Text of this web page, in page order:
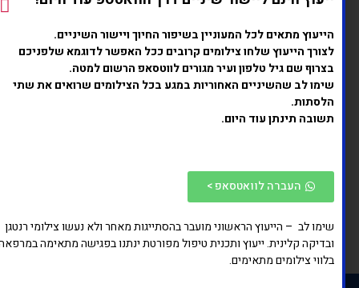
מתחילים כבר היום?
שכבר ברור לך שבריאות הפה והלסתות והאסתטיקה
שיניים לילדים חשובים ביותר להתפתחות של הילד,
שנשאר לעשות, לייצור קשר בדרך לחיוך המושלם. יש
לעמוד יצירת הקשר, להשאיר פרטים עכשיו ואנחנו
מתאים לכל המעוניין בשיפור החיוך ויישור השיניים.
הייעוץ שלחו צילומים קרובים ככל האפשר לדוגמא שלפניכם
שם גיל טלפון ועיר מגורים לווטסאפ הרשום למטה.
לב שהשיניים האחוריות במגע בכל הצילומים שרואים את שתי
תינתן עוד היום.
העברה לוואטסאפ >
לב – הייעוץ הראשוני מועבר בהסתייגות מאחר ולא נעשו צילומי רנטגן
קלינית. ייעוץ ותכנית טיפול מפורטת ינתנו בפגישה מתאימה במרפאה
צילומים מתאימים.